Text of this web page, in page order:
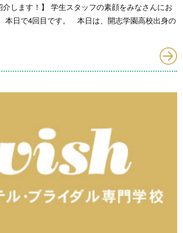
介します！】 学生スタッフの素顔をみなさんにお
本日で4回目です。 本日は、開志学園高校出身の